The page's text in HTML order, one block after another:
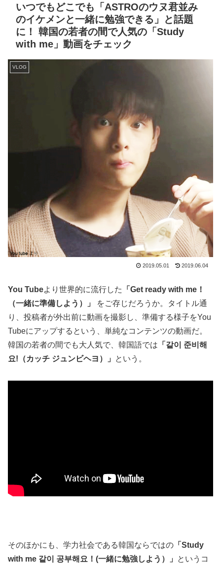
いつでもどこでも「ASTROのウヌ君並み
のイケメンと一緒に勉強できる」と話題
に！ 韓国の若者の間で人気の「Study
with me」動画をチェック
VLOG
2019.05.01 2019.06.04
You Tubeより世界的に流行した
「Get ready with me！
（一緒に準備しよう）」
をご存じだろうか。タイトル通
り、投稿者が外出前に動画を撮影し、準備する様子をYou
Tubeにアップするという、単純なコンテンツの動画だ。
韓国の若者の間でも大人気で、韓国語では 「같이 준비해
요!（カッチ ジュンビヘヨ）」
という。
そのほかにも、学力社会である韓国ならではの 「Study
with me 같이 공부해요！(一緒に勉強しよう）」
というコ